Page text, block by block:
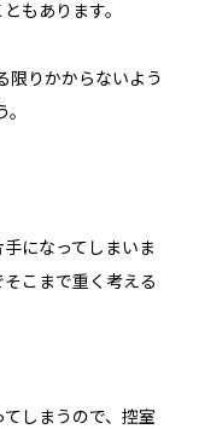
もあります。
限りかからないよう
になってしまいま
こまで重く考える
しまうので、控室